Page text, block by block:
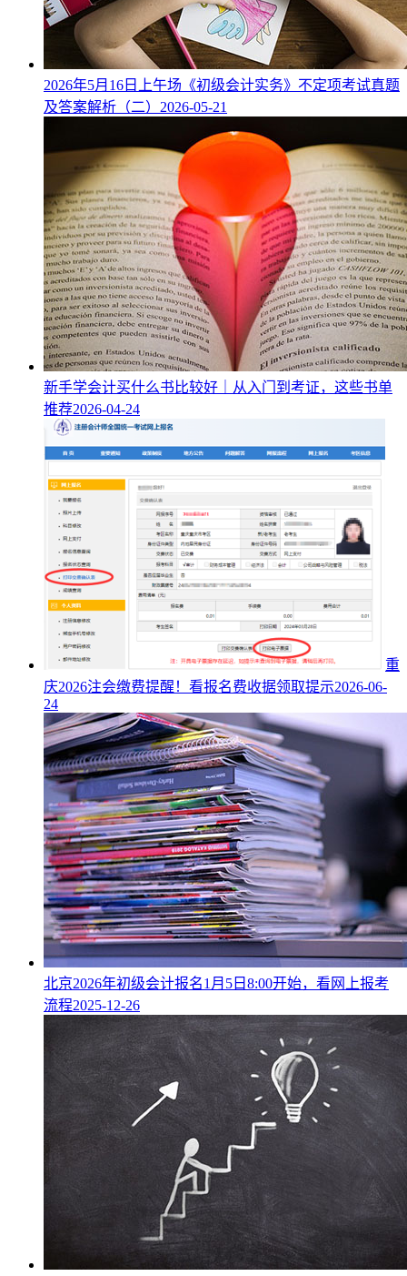
2026年5月16日上午场《初级会计实务》不定项考试真题
及答案解析（二） 2026-05-21
新手学会计买什么书比较好｜从入门到考证，这些书单
推荐2026-04-24
重
庆2026注会缴费提醒！看报名费收据领取提示2026-06-
24
北京2026年初级会计报名1月5日8:00开始，看网上报考
流程2025-12-26